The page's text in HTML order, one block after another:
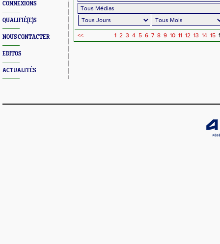
CONNEXIONS
QUALIFIÉ(E)S
NOUS CONTACTER
EDITOS
ACTUALITÉS
<< 1 2 3 4 5 6 7 8 9 10 11 12 13 14 15